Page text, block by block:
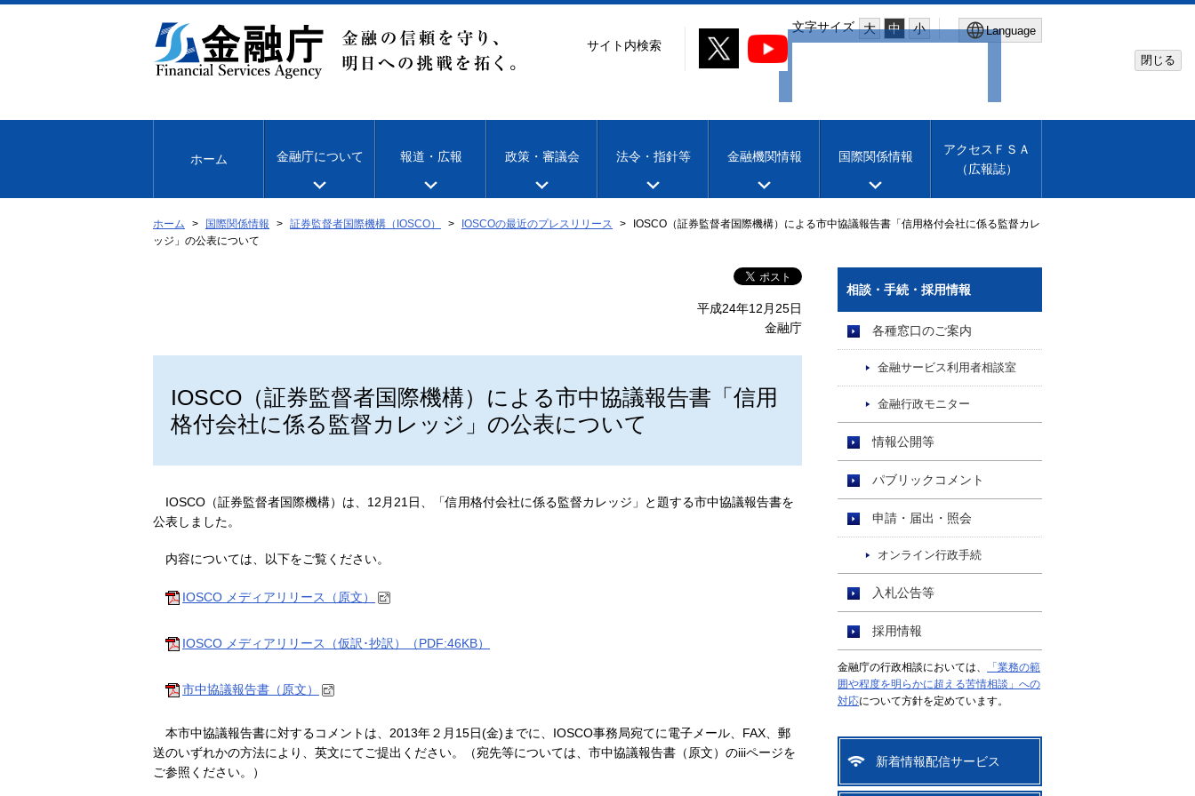
文
移
文字サイズ 大 中 小 Language
Machine translation
閉じる
サイト内検索
ホーム 金融庁について 報道・広報 政策・審議会 法令・指針等 金融機関情報 国際関係情報
アクセスＦＳＡ
（広報誌）
ホーム 国際関係情報 証券監督者国際機構（IOSCO） IOSCOの最近のプレスリリース
IOSCO（証券監督者国際機構）による市中協議報告書「信用格付会社に係る監督カレ
ッジ」の公表について
平成24年12月25日
金融庁
IOSCO（証券監督者国際機構）による市中協議報告書「信用
格付会社に係る監督カレッジ」の公表について
IOSCO（証券監督者国際機構）は、12月21日、「信用格付会社に係る監督カレッジ」と題する市中協議報告書を
公表しました。
内容については、以下をご覧ください。
IOSCO メディアリリース（原文）
IOSCO メディアリリース（仮訳･抄訳）（PDF:46KB）
市中協議報告書（原文）
本市中協議報告書に対するコメントは、2013年２月15日(金)までに、IOSCO事務局宛てに電子メール、FAX、郵
送のいずれかの方法により、英文にてご提出ください。（宛先等については、市中協議報告書（原文）のiiiページを
ご参照ください。）
相談・手続・採用情報
各種窓口のご案内
金融サービス利用者相談室
金融行政モニター
情報公開等
パブリックコメント
申請・届出・照会
オンライン行政手続
入札公告等
採用情報
金融庁の行政相談においては、
「業務の範
囲や程度を明らかに超える苦情相談」への
対応について方針を定めています。
新着情報配信サービス